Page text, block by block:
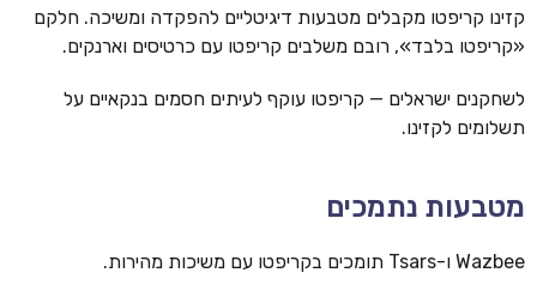
קזינו קריפטו מקבלים מטבעות דיגיטליים להפקדה ומשיכה. חלקם
«קריפטו בלבד», רובם משלבים קריפטו עם כרטיסים וארנקים.
לשחקנים ישראלים — קריפטו עוקף לעיתים חסמים בנקאיים על
תשלומים לקזינו.
מטבעות נתמכים
Wazbee ו-Tsars תומכים בקריפטו עם משיכות מהירות.